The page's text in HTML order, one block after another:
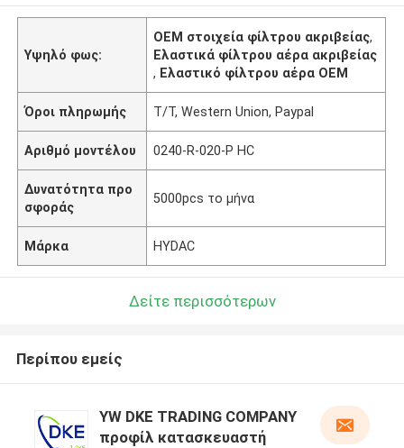
Υψηλό φως:
OEM στοιχεία φίλτρου ακριβείας,
Ελαστικά φίλτρου αέρα ακριβείας
, Ελαστικό φίλτρου αέρα OEM
Όροι πληρωμής Τ/Τ, Western Union, Paypal
Αριθμό μοντέλου 0240-R-020-P HC
Δυνατότητα προ
σφοράς
5000pcs το μήνα
Μάρκα HYDAC
Δείτε περισσότερων
Περίπου εμείς
YW DKE TRADING COMPANY
προφίλ κατασκευαστή